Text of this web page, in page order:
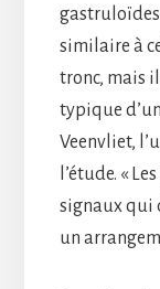
gastruloïdes
similaire à
tronc, mais
typique
Veenvliet,
l’étude. «
signaux qui
un